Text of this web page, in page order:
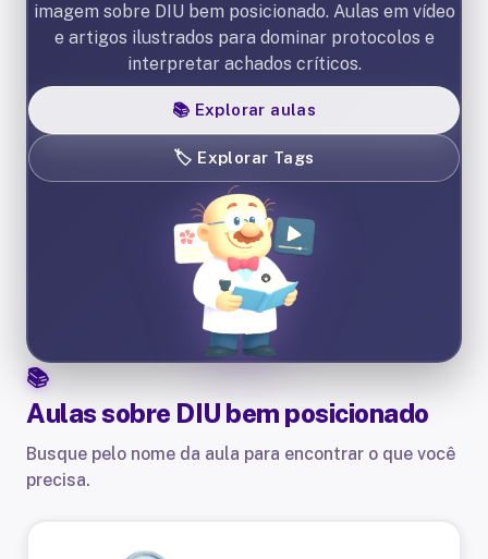
imagem sobre DIU bem posicionado. Aulas em vídeo
e artigos ilustrados para dominar protocolos e
interpretar achados críticos.
📚 Explorar aulas
🏷️ Explorar Tags
Aulas sobre DIU bem posicionado
Busque pelo nome da aula para encontrar o que você
precisa.